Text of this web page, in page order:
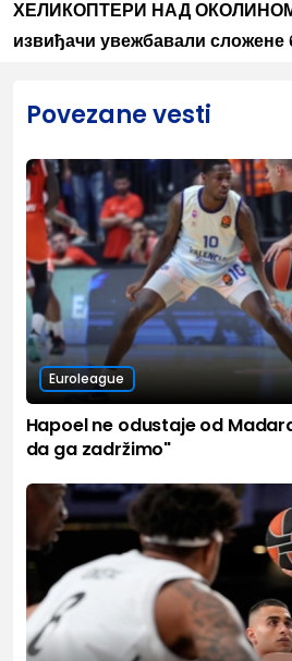
ХЕЛИКОПТЕРИ НАД
извиђачи увежбавали сложене
Povezane vesti
Euroleague
Hapoel ne odustaje od
da ga zadržimo"